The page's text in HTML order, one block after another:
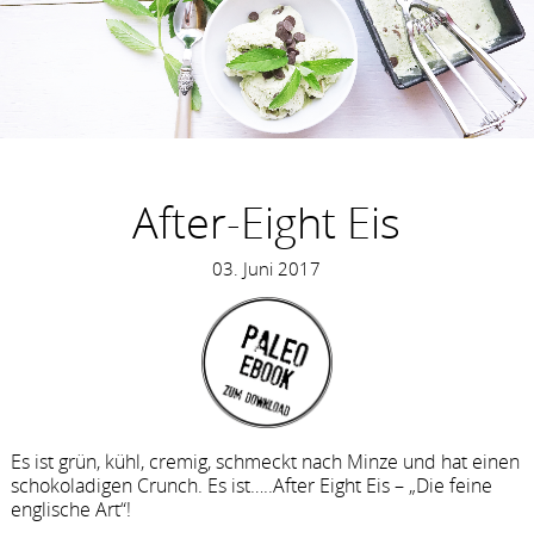
After-Eight Eis
03. Juni 2017
Es ist grün, kühl, cremig, schmeckt nach Minze und hat einen
schokoladigen Crunch. Es ist…..After Eight Eis – „Die feine
englische Art“!